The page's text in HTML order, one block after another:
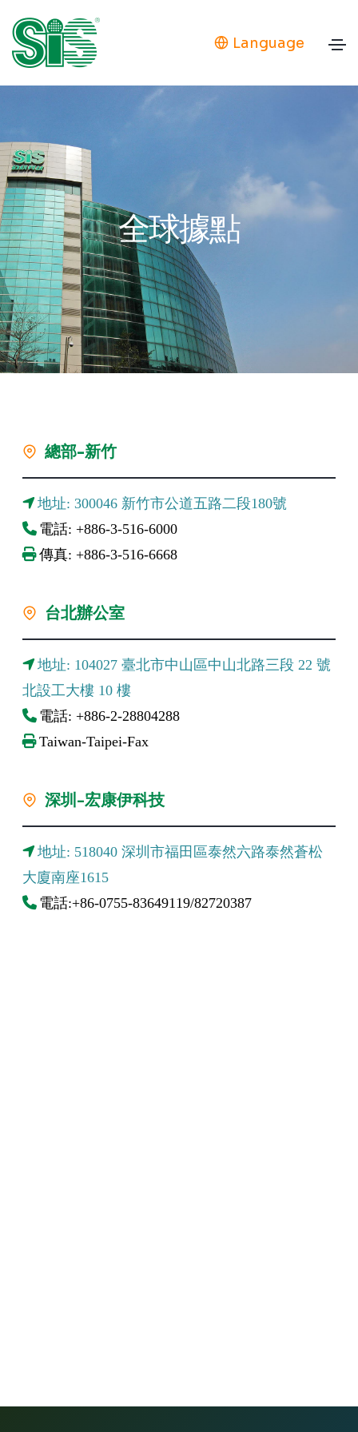
Language
全球據點
總部-新竹
地址: 300046 新竹市公道五路二段180號
電話: +886-3-516-6000
傳真: +886-3-516-6668
台北辦公室
地址: 104027 臺北市中山區中山北路三段 22 號
北設工大樓 10 樓
電話: +886-2-28804288
Taiwan-Taipei-Fax
深圳-宏康伊科技
地址: 518040 深圳市福田區泰然六路泰然蒼松
大廈南座1615
電話:+86-0755-83649119/82720387